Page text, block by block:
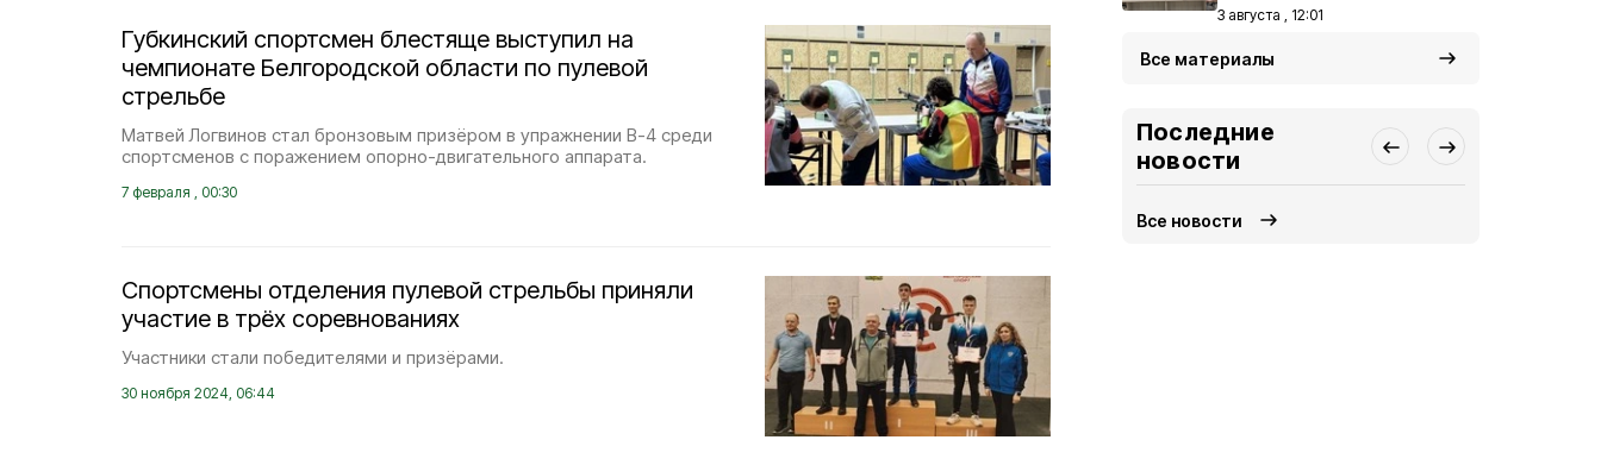
Губкинский спортсмен блестяще выступил на
чемпионате Белгородской области по пулевой
стрельбе
Матвей Логвинов стал бронзовым призёром в упражнении В-4 среди
спортсменов с поражением опорно-двигательного аппарата.
7 февраля , 00:30
Спортсмены отделения пулевой стрельбы приняли
участие в трёх соревнованиях
Участники стали победителями и призёрами.
30 ноября 2024, 06:44
3 августа , 12:01
Все материалы
Последние
новости
Все новости